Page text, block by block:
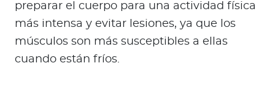
preparar el cuerpo para una actividad física
más intensa y evitar lesiones, ya que los
músculos son más susceptibles a ellas
cuando están fríos.